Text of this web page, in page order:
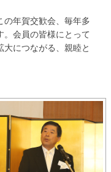
の年賀交歓会、毎年多
。会員の皆様にとって
につながる、親睦と